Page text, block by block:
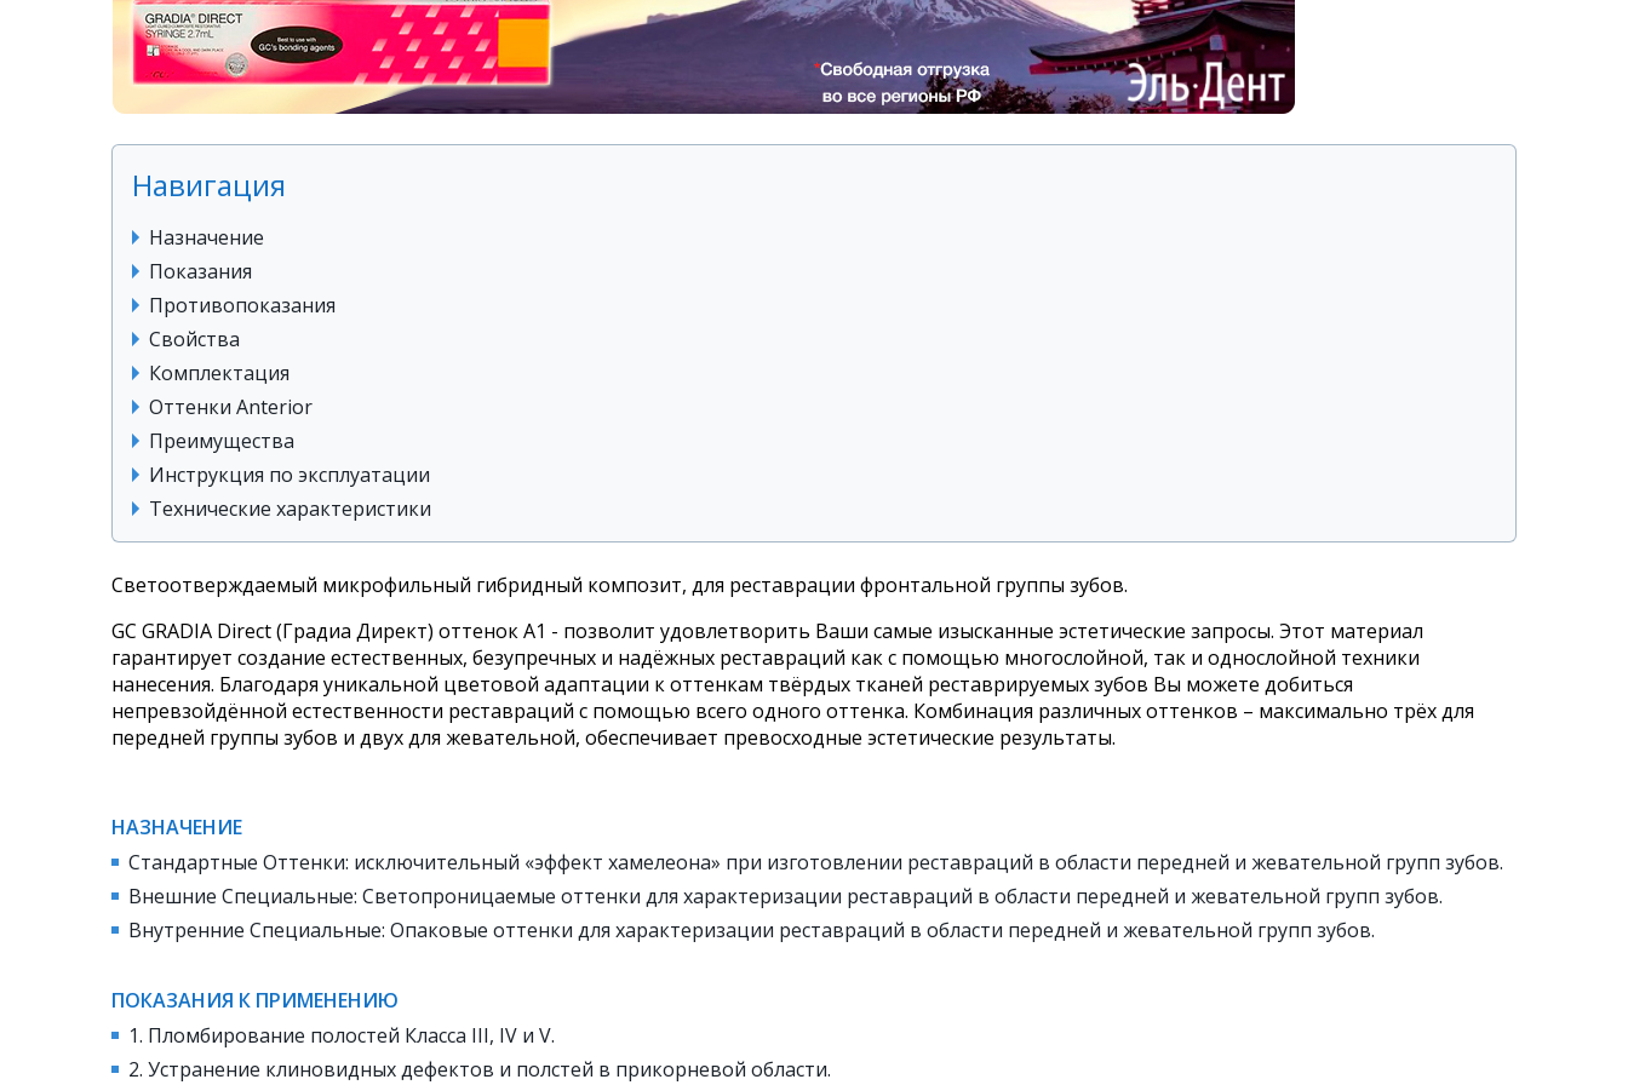
Навигация
Назначение
Показания
Противопоказания
Свойства
Комплектация
Оттенки Anterior
Преимущества
Инструкция по эксплуатации
Технические характеристики
Cветоотверждаемый микрофильный гибридный композит, для реставрации фронтальной группы зубов.
GC GRADIA Direct (Градиа Директ) оттенок A1 - позволит удовлетворить Ваши самые изысканные эстетические запросы. Этот материал
гарантирует создание естественных, безупречных и надёжных реставраций как с помощью многослойной, так и однослойной техники
нанесения. Благодаря уникальной цветовой адаптации к оттенкам твёрдых тканей реставрируемых зубов Вы можете добиться
непревзойдённой естественности реставраций с помощью всего одного оттенка. Комбинация различных оттенков – максимально трёх для
передней группы зубов и двух для жевательной, обеспечивает превосходные эстетические результаты.
НАЗНАЧЕНИЕ
Стандартные Оттенки: исключительный «эффект хамелеона» при изготовлении реставраций в области передней и жевательной групп зубов.
Внешние Специальные: Светопроницаемые оттенки для характеризации реставраций в области передней и жевательной групп зубов.
Внутренние Специальные: Опаковые оттенки для характеризации реставраций в области передней и жевательной групп зубов.
ПОКАЗАНИЯ К ПРИМЕНЕНИЮ
1. Пломбирование полостей Класса III, IV и V.
2. Устранение клиновидных дефектов и полстей в прикорневой области.